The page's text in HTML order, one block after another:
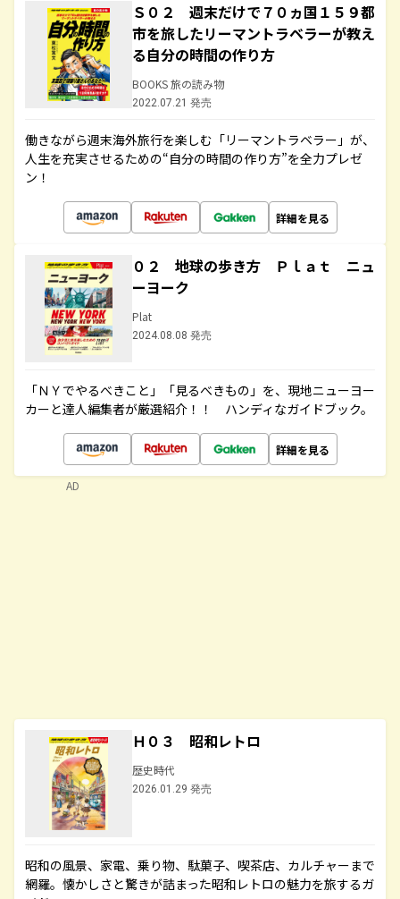
Ｓ０２ 週末だけで７０ヵ国１５９都
市を旅したリーマントラベラーが教え
る自分の時間の作り方
BOOKS 旅の読み物
2022.07.21 発売
働きながら週末海外旅行を楽しむ「リーマントラベラー」が、
人生を充実させるための“自分の時間の作り方”を全力プレゼ
ン！
詳細を見る
０２ 地球の歩き方 Ｐｌａｔ ニュ
ーヨーク
Plat
2024.08.08 発売
「ＮＹでやるべきこと」「見るべきもの」を、現地ニューヨー
カーと達人編集者が厳選紹介！！ ハンディなガイドブック。
詳細を見る
Ｈ０３ 昭和レトロ
歴史時代
2026.01.29 発売
昭和の風景、家電、乗り物、駄菓子、喫茶店、カルチャーまで
網羅。懐かしさと驚きが詰まった昭和レトロの魅力を旅するガ
AD